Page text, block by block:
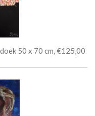
50 x 70 cm, €125,00